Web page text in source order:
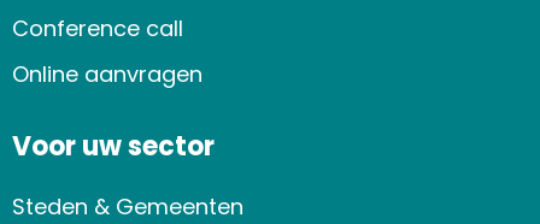
Conference call
Online aanvragen
Voor uw sector
Steden & Gemeenten